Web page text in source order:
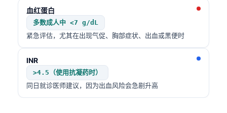
血红蛋白
多数成人中 <7 g/dL
紧急评估，尤其在出现气促、胸部症状、出血或黑便时
INR
>4.5（使用抗凝药时）
同日就诊医师建议，因为出血风险会急剧升高